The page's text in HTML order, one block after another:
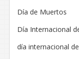
Día de Muertos
Día Internacional
día internacional